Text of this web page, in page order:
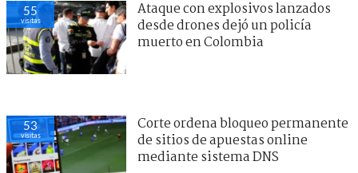
55
visitas
Ataque con explosivos lanzados
desde drones dejó un policía
muerto en Colombia
53
visitas
Corte ordena bloqueo permanente
de sitios de apuestas online
mediante sistema DNS